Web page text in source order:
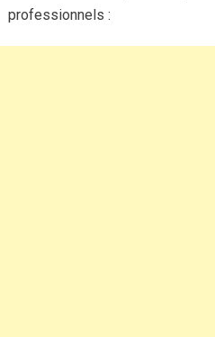
professionnels :